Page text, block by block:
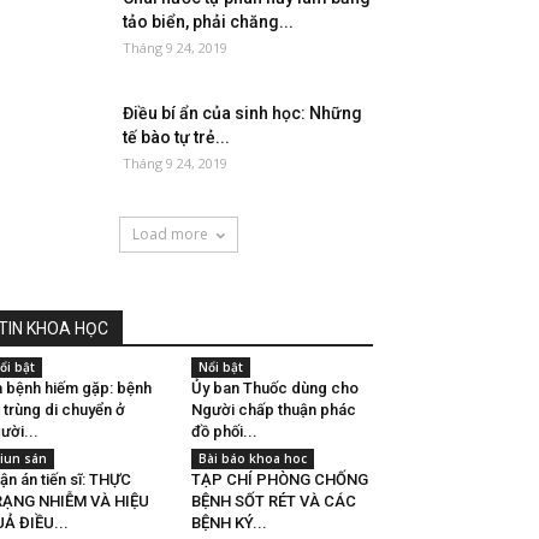
tảo biển, phải chăng...
Tháng 9 24, 2019
Điều bí ẩn của sinh học: Những
tế bào tự trẻ...
Tháng 9 24, 2019
Load more
KHOA HỌC
bật
bệnh hiếm gặp: bệnh
trùng di chuyển ở
Nổi bật
Ủy ban Thuốc dùng cho
Người chấp thuận phác
đồ phối...
sán
án tiến sĩ: THỰC
NHIỄM VÀ HIỆU
ĐIỀU...
Bài báo khoa hoc
TẠP CHÍ PHÒNG CHỐNG
BỆNH SỐT RÉT VÀ CÁC
BỆNH KÝ...